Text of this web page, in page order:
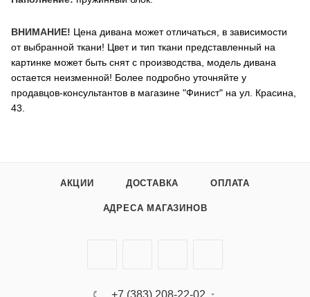
ВНИМАНИЕ! Цена дивана может отличаться, в зависимости
от выбранной ткани! Цвет и тип ткани представленный на
картинке может быть снят с производства, модель дивана
остается неизменной! Более подробно уточняйте у
продавцов-консультантов в магазине "Финист" на ул. Красина,
43.
АКЦИИ ДОСТАВКА ОПЛАТА
АДРЕСА МАГАЗИНОВ
+7 (383) 208-22-02